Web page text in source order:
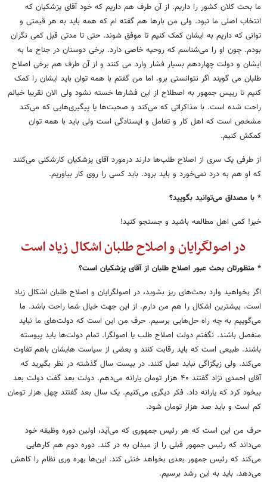
ما بحث کلان کشور را داریم. از آن طرف هم داریم که خود آقای پزشکیان که
انتخاب اصلی ما نبود. ولی من بارها هم گفته ام که همه باید به هر قیمتی و
توانی که داریم به ایشان کمک کنیم تا موفق شوند. حتی تا مدتی قبل کمی نگران
بودم. چون او را می‌شناسم که روحیه خاصی دارد. برخی دوستان در جناح ما به
ایشان و دولت چهاردهم بسیار فشار وارد می کنند و از آن طرف هم برخی اصلاح
طلبان می گویند اگر نتوانستی برو. اما من گفتم با همه توان باید ایشان را کمک
کنیم تا رییس جمهور به اصطلاح از این فشارها خسته نشود ولی الان تقریبا خیالم
راحت شده است. با مذاکراتی که می‌کند و صحبت‌ها یا پیگیری‌هایی که می‌کند
مشخص است که اهل کار و تعامل و ایستادگی است ولی باید با همه توان
کمکش کنیم.
از طرفی یک سری از اصلاح طلب‌ها دارند درمورد آقای پزشکیان کارشکنی می‌کنند
که او هم به درد نمی‌خورد و باید برود. باید کسی را روی کار بیاوریم.
* با مصداق می‌توانید بگویید؟
خیر! کمی اهل مطالعه باشید و جستجو کنید!
در اصولگرایان و اصلاح طلبان اشکال زیاد است
* منظورتان بحث عبور اصلاح طلبان از آقای پزشکیان است؟
اگر بخواهید وارد بحث‌های ریز بشوید، در اصولگرایان و اصلاح طلبان اشکال زیاد
است. بیشترین اشکال را هم من دارم. از این جهت خیال شما راحت باشد. ما
می‌گوییم به چه راه حل‌هایی برسیم. حرف من این است که دولت‌های ما نباید
منفصل باشند. نگفتم دولت اصلاح طلب یا اصولگرا. تمام دولت‌ها باید پیوسته
باشند. طبیعی است که باید رقابت کنند و بعضی از سیاست هایشان باهم تفاوت
می‌کند. ولی زیگزاگی نباید عمل کنند. در بیست سال گذشته در نظر بگیرید که
آقای احمدی نژاد گفتند ۴۰ هزار تومان یارانه می‌دهم. دولت بعد گفت دولت بعد
بیخود کرد که یارانه داد. فکر دیگری می‌کنیم. یک سال بعد گفتند چهل هزار تومان
کم است و باید صد هزار تومان شود.
حرف من این است که هر رئیس جمهوری که می‌آید، اولین دوره وظیفه خود
می‌داند که رئیس جمهور قبلی را از میدان به در کند. دوره دوم هم کارهایی
می‌کند که رئیس جمهور بعدی بخواهد خنثی کند. این‌ها بهره وری نظام را کاهش
می‌دهد. باید به این رشد برسیم.